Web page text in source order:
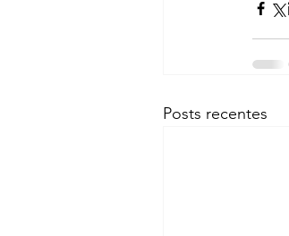
Posts recentes